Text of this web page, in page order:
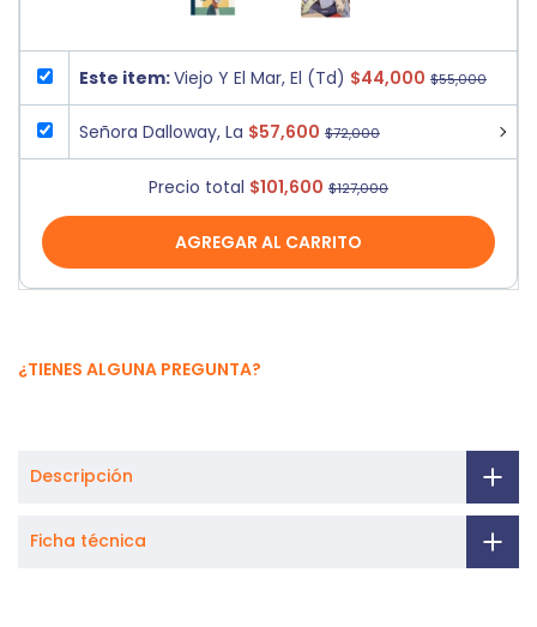
Este item:Viejo Y El Mar, El (Td) $44,000 $55,000
Señora Dalloway, La $57,600 $72,000
Precio total $101,600 $127,000
AGREGAR AL CARRITO
¿TIENES ALGUNA PREGUNTA?
Descripción
Ficha técnica